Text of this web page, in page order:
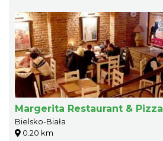
Margerita Restaurant & Pizza
Bielsko-Biała
0.20 km